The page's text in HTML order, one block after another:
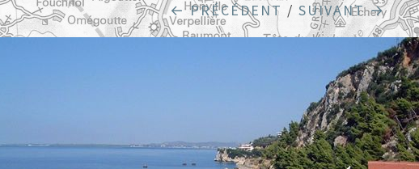
← PRÉCÉDENT / SUIVANT →